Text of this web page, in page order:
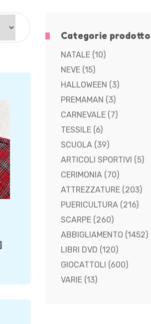
Categorie prodotto
NATALE (10)
NEVE (15)
HALLOWEEN (3)
PREMAMAN (3)
CARNEVALE (7)
TESSILE (6)
SCUOLA (39)
ARTICOLI SPORTIVI (5)
CERIMONIA (70)
ATTREZZATURE (203)
PUERICULTURA (216)
SCARPE (260)
ABBIGLIAMENTO (1452)
LIBRI DVD (120)
GIOCATTOLI (600)
VARIE (13)